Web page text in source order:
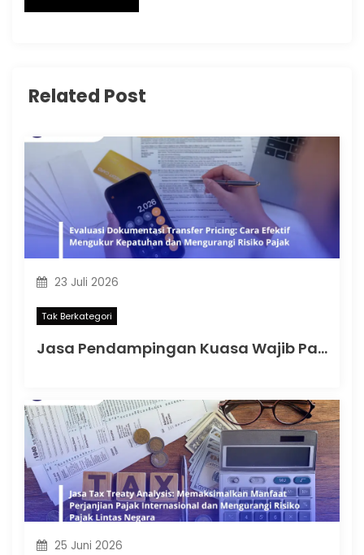
Related Post
23 Juli 2026
Tak Berkategori
Jasa Pendampingan Kuasa Wajib Pajak: Memahami Mulai Kapan SKT Wajib bagi Kuasa Wajib Pajak Menurut PMK 44 Tahun 2026
25 Juni 2026